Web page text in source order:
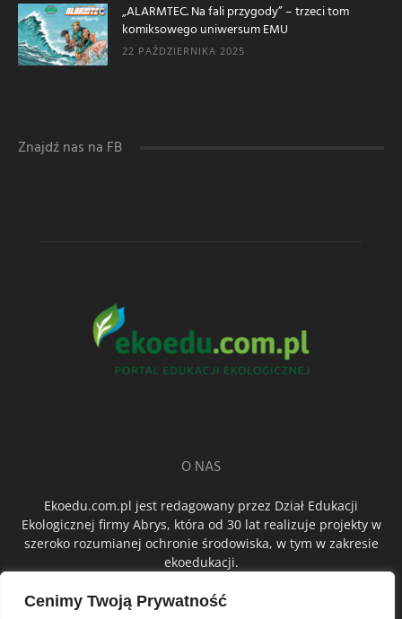
Cenimy Twoją Prywatność
„ALARMTEC. Na fali przygody” – trzeci tom
komiksowego uniwersum EMU
22 PAŹDZIERNIKA 2025
Znajdź nas na FB
O NAS
Ekoedu.com.pl jest redagowany przez Dział Edukacji
Ekologicznej firmy Abrys, która od 30 lat realizuje projekty w
szeroko rozumianej ochronie środowiska, w tym w zakresie
ekoedukacji.